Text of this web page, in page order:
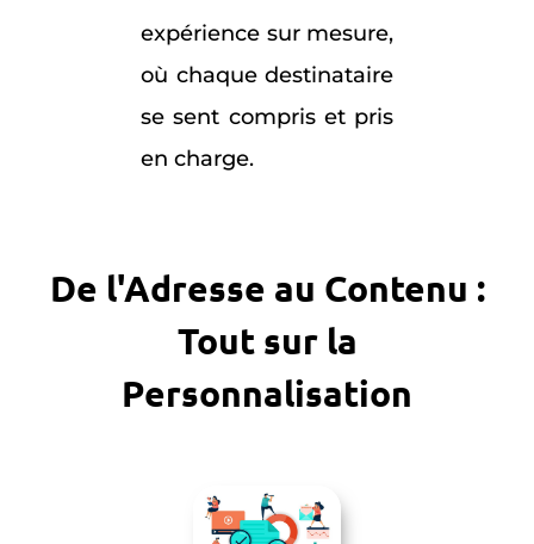
expérience sur mesure,
où chaque destinataire
se sent compris et pris
en charge.
De l'Adresse au Contenu :
Tout sur la
Personnalisation